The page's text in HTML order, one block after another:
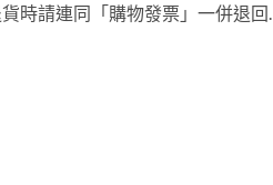
時請連同「購物發票」一併退回…